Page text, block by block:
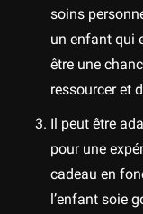
soins
un enfant qui
être une
ressourcer et
Il peut être
pour une
cadeau en
l’enfant soie